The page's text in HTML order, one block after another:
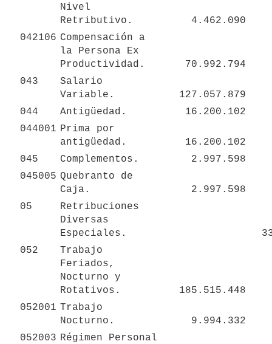
Nivel
Retributivo.
4.462.090
042106 Compensación a
la Persona Ex
Productividad.
70.992.794
043
Salario
Variable.
127.057.879
044
Antigüedad.
16.200.102
044001 Prima por
antigüedad.
16.200.102
045
Complementos.
2.997.598
045005 Quebranto de
Caja.
2.997.598
05
Retribuciones
Diversas
Especiales.
052
Trabajo
Feriados,
Nocturno y
Rotativos.
185.515.448
052001 Trabajo
Nocturno.
9.994.332
052003 Régimen Personal